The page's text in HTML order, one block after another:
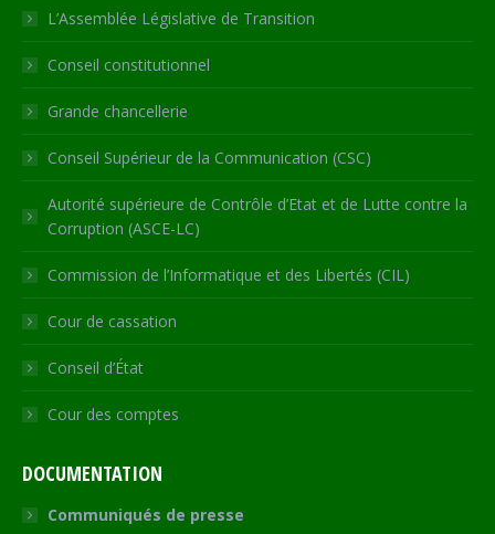
in
new
window
in
new
window
in
new
window
in
new
window
opens
in
new
L’Assemblée Législative de Transition
Conseil constitutionnel
Grande chancellerie
Conseil Supérieur de la Communication (CSC)
Autorité supérieure de Contrôle d’Etat et de Lutte contre la
Corruption (ASCE-LC)
Commission de l’Informatique et des Libertés (CIL)
Cour de cassation
Conseil d’État
Cour des comptes
DOCUMENTATION
Communiqués de presse